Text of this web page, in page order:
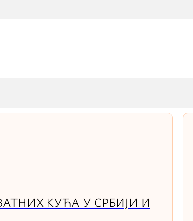
КУЋА У СРБИЈИ И